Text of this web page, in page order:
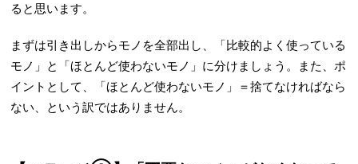
ると思います。
まずは引き出しからモノを全部出し、「比較的よく使っている
モノ」と「ほとんど使わないモノ」に分けましょう。また、ポ
イントとして、「ほとんど使わないモノ」＝捨てなければなら
ない、という訳ではありません。